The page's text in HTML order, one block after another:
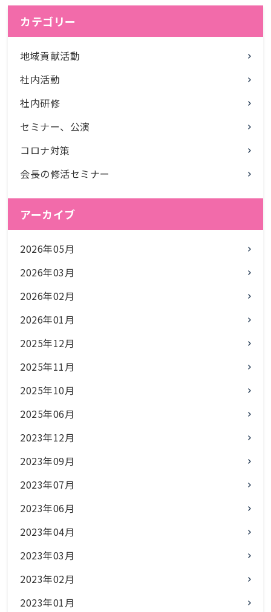
カテゴリー
地域貢献活動
社内活動
社内研修
セミナー、公演
コロナ対策
会長の修活セミナー
アーカイブ
2026年05月
2026年03月
2026年02月
2026年01月
2025年12月
2025年11月
2025年10月
2025年06月
2023年12月
2023年09月
2023年07月
2023年06月
2023年04月
2023年03月
2023年02月
2023年01月